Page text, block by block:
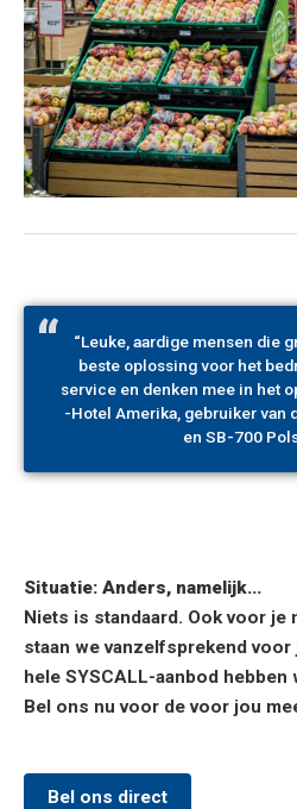
“Leuke, aardige mensen die
beste oplossing voor het
service en denken mee in het
-Hotel Amerika, gebruiker van
en SB-700
Situatie: Anders, namelijk...
Niets is standaard. Ook voor je
staan we vanzelfsprekend voor
hele SYSCALL-aanbod hebben
Bel ons nu voor de voor jou
Bel ons direct